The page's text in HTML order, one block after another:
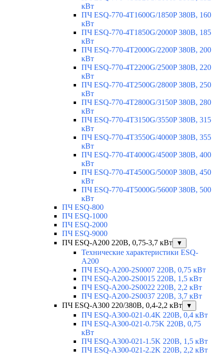
кВт
ПЧ ESQ-770-4T1600G/1850P 380В, 160
кВт
ПЧ ESQ-770-4T1850G/2000P 380В, 185
кВт
ПЧ ESQ-770-4T2000G/2200P 380В, 200
кВт
ПЧ ESQ-770-4T2200G/2500P 380В, 220
кВт
ПЧ ESQ-770-4T2500G/2800P 380В, 250
кВт
ПЧ ESQ-770-4T2800G/3150P 380В, 280
кВт
ПЧ ESQ-770-4T3150G/3550P 380В, 315
кВт
ПЧ ESQ-770-4T3550G/4000P 380В, 355
кВт
ПЧ ESQ-770-4T4000G/4500P 380В, 400
кВт
ПЧ ESQ-770-4T4500G/5000P 380В, 450
кВт
ПЧ ESQ-770-4T5000G/5600P 380В, 500
кВт
ПЧ ESQ-800
ПЧ ESQ-1000
ПЧ ESQ-2000
ПЧ ESQ-9000
ПЧ ESQ-A200 220В, 0,75-3,7 кВт
▼
Технические характеристики ESQ-
A200
ПЧ ESQ-A200-2S0007 220В, 0,75 кВт
ПЧ ESQ-A200-2S0015 220В, 1,5 кВт
ПЧ ESQ-A200-2S0022 220В, 2,2 кВт
ПЧ ESQ-A200-2S0037 220В, 3,7 кВт
ПЧ ESQ-A300 220/380В, 0,4-2,2 кВт
▼
ПЧ ESQ-A300-021-0.4K 220В, 0,4 кВт
ПЧ ESQ-A300-021-0.75K 220В, 0,75
кВт
ПЧ ESQ-A300-021-1.5K 220В, 1,5 кВт
ПЧ ESQ-A300-021-2.2K 220В, 2,2 кВт